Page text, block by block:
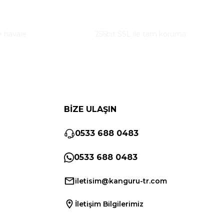
BİZE ULAŞIN
0533 688 0483
0533 688 0483
iletisim@kanguru-tr.com
İletişim Bilgilerimiz